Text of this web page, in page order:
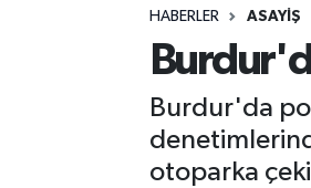
HABERLER ASAYIŞ
Burdur'da
otoparka